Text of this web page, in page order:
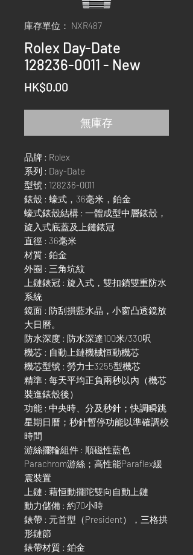
庫存單位： NXR487
Rolex Day-Date
128236-0011 - New
HK$0.00
無庫存
品牌 : Rolex
系列 : Day-Date
型號 : 128236-0011
錶殼 : 蠔式，36毫米，鉑金
蠔式錶殼結構 : 一體成型中層錶殼，
旋入式底蓋及上鏈錶冠
直徑 : 36毫米
材質 : 鉑金
外圈 : 三角坑紋
上鏈錶冠 : 旋入式，雙扣鎖雙重防水
系統
鏡面 : 防刮損藍水晶，小窗凸透鏡放
大日曆。
防水深度 : 防水深達100米/330呎
機芯 : 自動上鏈機械恒動機芯
機芯型號 : 勞力士3255型機芯
精準 : 每天平均正負兩秒以內（機芯
裝進錶殼後）
功能 : 中央時、分及秒針；快調瞬跳
星期日曆；秒針暫停功能以準確調校
時間
游絲擺輪組件 : 順磁性藍色
Parachrom游絲；高性能Paraflex緩
震裝置
上鏈 : 藉恒動擺陀雙向自動上鏈
動力儲備 : 約70小時
錶帶 : 元首型（President），三格拱
形鏈節
錶帶材質 : 鉑金